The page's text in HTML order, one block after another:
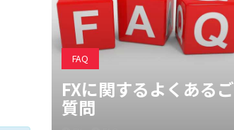
FAQ
FXに関するよくあるご
質問